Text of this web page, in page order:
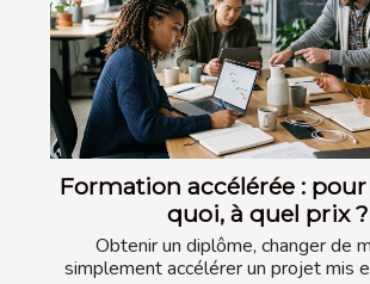
Formation accélérée :
quoi, à quel prix ?
Obtenir un diplôme, changer de
simplement accélérer un projet mis